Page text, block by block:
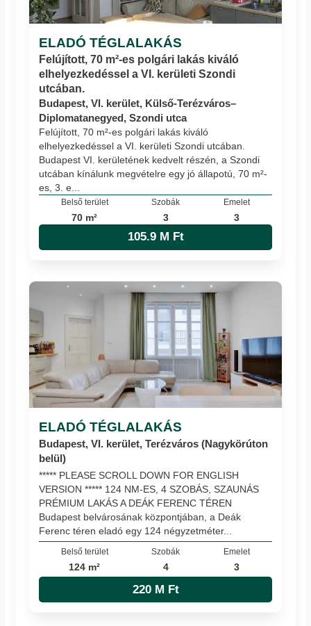
ELADÓ TÉGLALAKÁS
Felújított, 70 m²-es polgári lakás kiváló
elhelyezkedéssel a VI. kerületi Szondi
utcában.
Budapest, VI. kerület, Külső-Terézváros–
Diplomatanegyed, Szondi utca
Felújított, 70 m²-es polgári lakás kiváló
elhelyezkedéssel a VI. kerületi Szondi utcában.
Budapest VI. kerületének kedvelt részén, a Szondi
utcában kínálunk megvételre egy jó állapotú, 70 m²-
es, 3. e...
Belső terület
70 m²
Szobák
3
Emelet
3
105.9 M Ft
ELADÓ TÉGLALAKÁS
Budapest, VI. kerület, Terézváros (Nagykörúton
belül)
***** PLEASE SCROLL DOWN FOR ENGLISH
VERSION ***** 124 NM-ES, 4 SZOBÁS, SZAUNÁS
PRÉMIUM LAKÁS A DEÁK FERENC TÉREN
Budapest belvárosának központjában, a Deák
Ferenc téren eladó egy 124 négyzetméter...
Belső terület
124 m²
Szobák
4
Emelet
3
220 M Ft